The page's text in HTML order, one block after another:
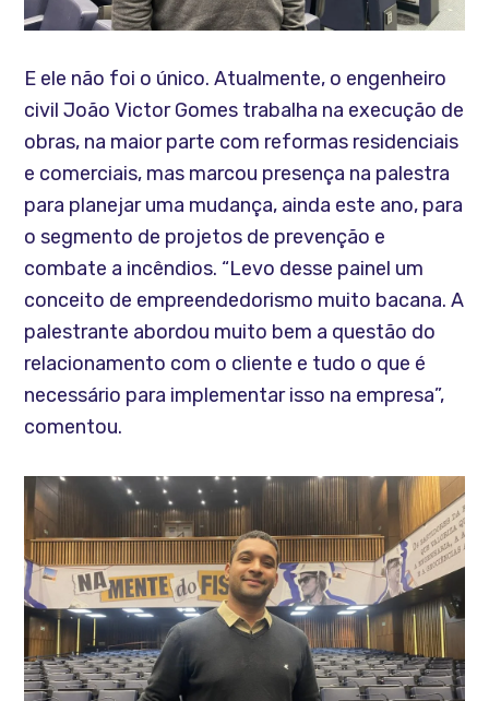
E ele não foi o único. Atualmente, o engenheiro
civil João Victor Gomes trabalha na execução de
obras, na maior parte com reformas residenciais
e comerciais, mas marcou presença na palestra
para planejar uma mudança, ainda este ano, para
o segmento de projetos de prevenção e
combate a incêndios. “Levo desse painel um
conceito de empreendedorismo muito bacana. A
palestrante abordou muito bem a questão do
relacionamento com o cliente e tudo o que é
necessário para implementar isso na empresa”,
comentou.